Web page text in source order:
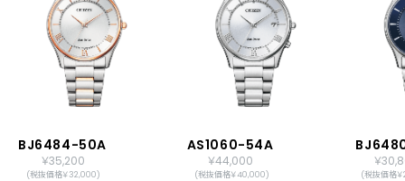
BJ6484-50A
￥35,200
(税抜価格￥32,000)
AS1060-54A
￥44,000
(税抜価格￥40,000)
￥
(税抜価格